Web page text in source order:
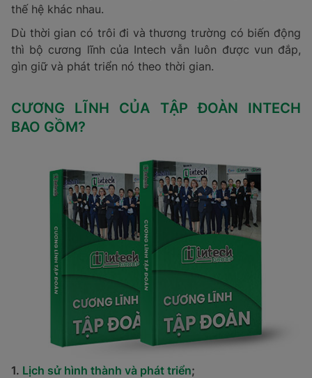
thế hệ khác nhau.
Dù thời gian có trôi đi và thương trường có biến động
thì bộ cương lĩnh của Intech vẫn luôn được vun đắp,
gìn giữ và phát triển nó theo thời gian.
CƯƠNG LĨNH CỦA TẬP ĐOÀN INTECH
BAO GỒM?
1. Lịch sử hình thành và phát triển;